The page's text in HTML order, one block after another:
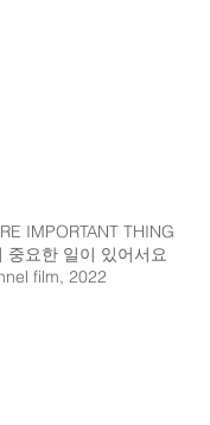
IMPORTANT THING
중요한 일이 있어서요
film, 2022